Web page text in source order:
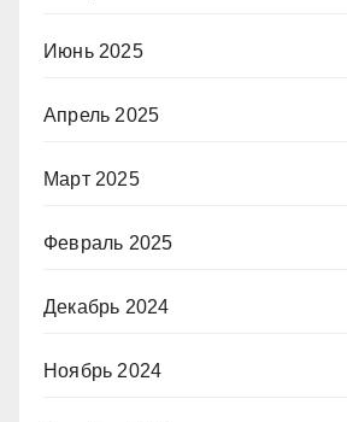
Июнь 2025
Апрель 2025
Март 2025
Февраль 2025
Декабрь 2024
Ноябрь 2024